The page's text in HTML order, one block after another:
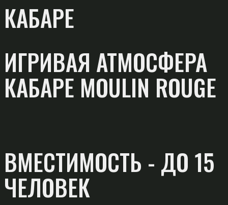
КАБАРЕ
ИГРИВАЯ АТМОСФЕРА
КАБАРЕ MOULIN ROUGE
ВМЕСТИМОСТЬ - ДО 15
ЧЕЛОВЕК